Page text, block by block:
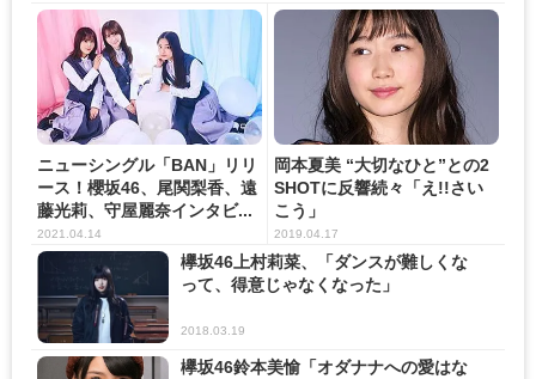
ニューシングル「BAN」リリ
ース！櫻坂46、尾関梨香、遠
藤光莉、守屋麗奈インタビ...
2021.04.14
岡本夏美 “大切なひと”との2
SHOTに反響続々「え!!さい
こう」
2019.04.17
欅坂46上村莉菜、「ダンスが難しくな
って、得意じゃなくなった」
2018.03.19
欅坂46鈴本美愉「オダナナへの愛はな